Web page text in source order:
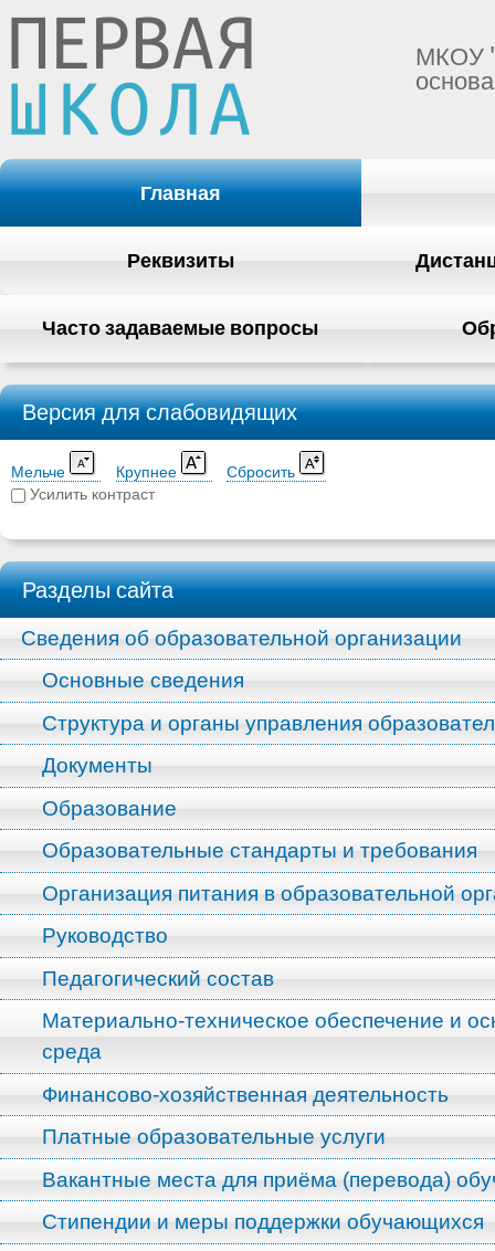
МКОУ
Главная
Реквизиты
Часто задаваемые вопросы
Версия для слабовидящих
Мельче Крупнее
Сбросить
Усилить контраст
Разделы сайта
Сведения об образовательной организации
Основные сведения
Структура и органы управления
Документы
Образование
Образовательные стандарты и требования
Организация питания в образовательной
Руководство
Педагогический состав
Материально-техническое обеспечение и
среда
Финансово-хозяйственная деятельность
Платные образовательные услуги
Вакантные места для приёма (перевода)
Стипендии и меры поддержки обучающихся